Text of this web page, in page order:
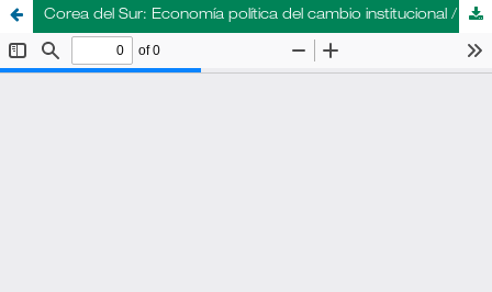
Corea del Sur: Economía política del cambio institucional / Juan Felipe López Aymes. México: El Colegio de México, 2015. 292 páginas. ISBN 978-607-462-676-6